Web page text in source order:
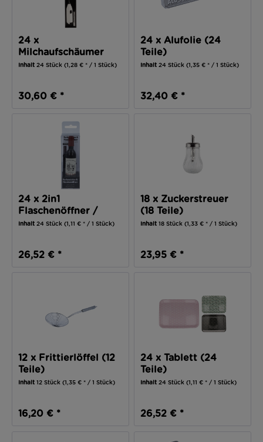
24 x
Milchaufschäumer
(24 Teile)
Inhalt 24 Stück(1,28 € * / 1 Stück)
30,60 € *
24 x Alufolie (24
Teile)
Inhalt 24 Stück(1,35 € * / 1 Stück)
32,40 € *
24 x 2in1
Flaschenöffner /
Korkenzieher WINE...
Inhalt 24 Stück(1,11 € * / 1 Stück)
26,52 € *
18 x Zuckerstreuer
(18 Teile)
Inhalt18 Stück(1,33 € * / 1 Stück)
23,95 € *
12 x Frittierlöffel (12
Teile)
Inhalt12 Stück(1,35 € * / 1 Stück)
16,20 € *
24 x Tablett (24
Teile)
Inhalt24 Stück(1,11 € * / 1 Stück)
26,52 € *